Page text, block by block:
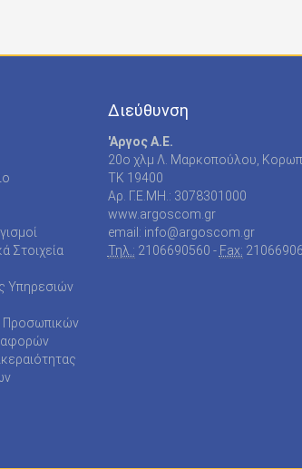
Στοιχεία
Υπηρεσιών
Προσωπικών
Διεύθυνση
'Αργος Α.Ε.
20o χλμ Λ. Μαρκοπούλου,
TK 19400
Αρ. Γ.Ε.ΜΗ.: 3078301000
www.argoscom.gr
email: info@argoscom.gr
Τηλ.: 2106690560 - Fax: